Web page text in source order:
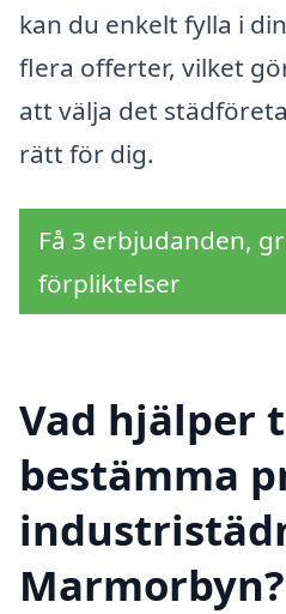
kan du enkelt fylla i
flera offerter, vilket
att välja det
rätt för dig.
Få 3 erbjudanden,
förpliktelser
Vad hjälper
bestämma
Marmorbyn?